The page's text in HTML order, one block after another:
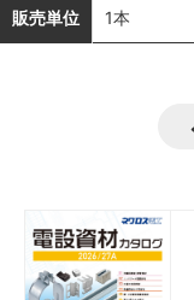
販売単位 1本